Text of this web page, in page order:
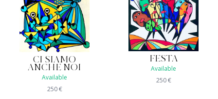
CI SIAMO
ANCHE NOI
Available
250€
FESTA
Available
250€